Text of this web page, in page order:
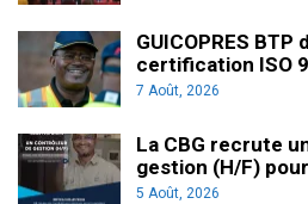
GUICOPRES
certification ISO
7 Août, 2026
La CBG recrute
gestion (H/F)
5 Août, 2026